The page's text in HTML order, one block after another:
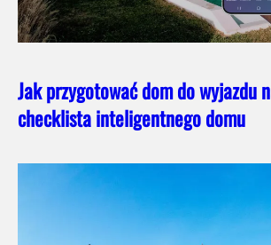
Jak przygotować dom do wyjazdu
checklista inteligentnego domu